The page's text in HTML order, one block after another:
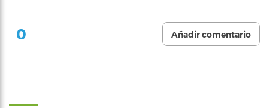
COMENTARIOS Añadir comentario